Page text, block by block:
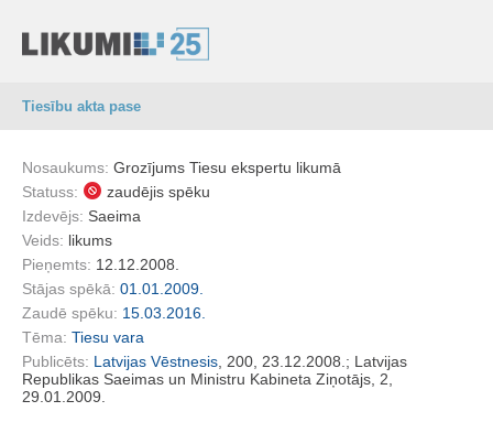
Tiesību akta pase
Nosaukums: Grozījums Tiesu ekspertu likumā
Statuss:
zaudējis spēku
Izdevējs: Saeima
Veids: likums
Pieņemts: 12.12.2008.
Stājas spēkā: 01.01.2009.
Zaudē spēku: 15.03.2016.
Tēma: Tiesu vara
Publicēts: Latvijas Vēstnesis , 200, 23.12.2008.; Latvijas
Republikas Saeimas un Ministru Kabineta Ziņotājs, 2,
29.01.2009.